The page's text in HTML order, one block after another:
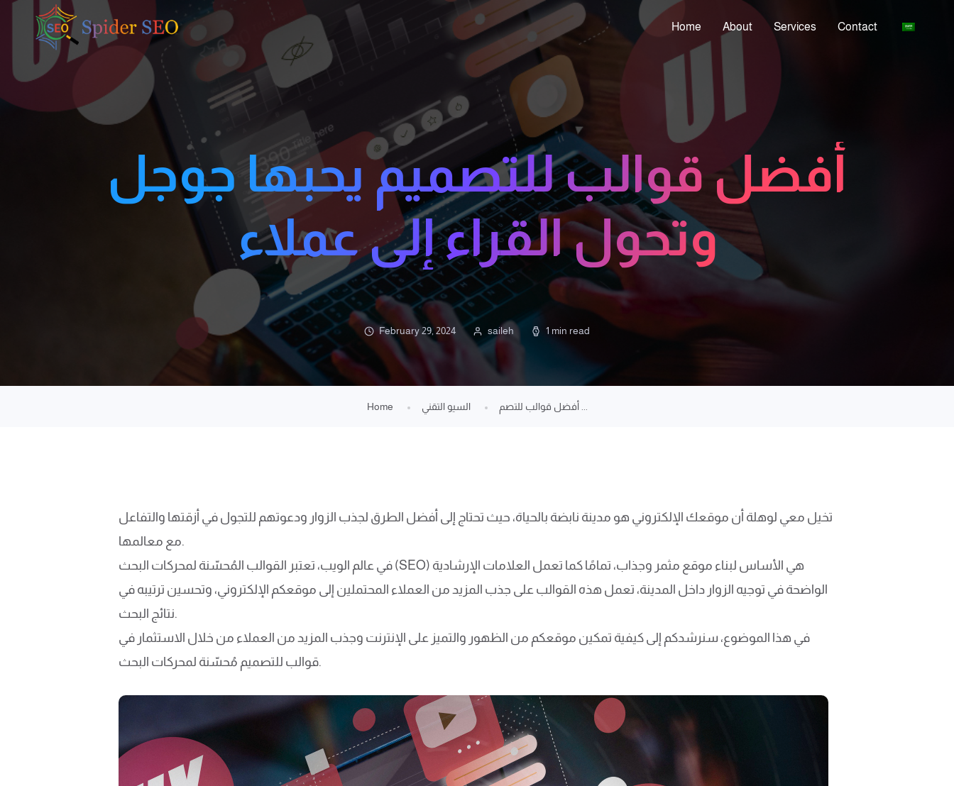
Home About Services Contact
أفضل قوالب للتصميم يحبها جوجل
وتحول القراء إلى عملاء
February 29, 2024 saileh 1 min read
Home السيو التقني أفضل قوالب للتصم ...
تخيل معي لوهلة أن موقعك الإلكتروني هو مدينة نابضة بالحياة، حيث تحتاج إلى أفضل الطرق لجذب الزوار ودعوتهم للتجول في أزقتها والتفاعل
مع معالمها.
في عالم الويب، تعتبر القوالب المُحسّنة لمحركات البحث (SEO) هي الأساس لبناء موقع مثمر وجذاب، تمامًا كما تعمل العلامات الإرشادية
الواضحة في توجيه الزوار داخل المدينة، تعمل هذه القوالب على جذب المزيد من العملاء المحتملين إلى موقعكم الإلكتروني، وتحسين ترتيبه في
نتائج البحث.
في هذا الموضوع، سنرشدكم إلى كيفية تمكين موقعكم من الظهور والتميز على الإنترنت وجذب المزيد من العملاء من خلال الاستثمار في
قوالب للتصميم مُحسّنة لمحركات البحث.